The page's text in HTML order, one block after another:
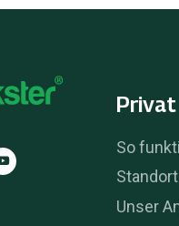
Privat
So
Unser